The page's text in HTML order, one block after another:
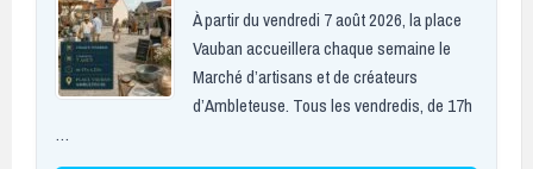
À partir du vendredi 7 août 2026, la place
Vauban accueillera chaque semaine le
Marché d’artisans et de créateurs
d’Ambleteuse. Tous les vendredis, de 17h
…